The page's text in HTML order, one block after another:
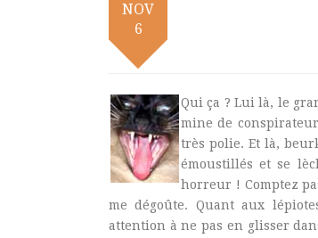
NOV
6
Qui ça ? Lui là, le
mine de
très polie. Et là,
émoustillés et se
horreur ! Comptez
me dégoûte. Quant aux
attention à ne pas en glisser